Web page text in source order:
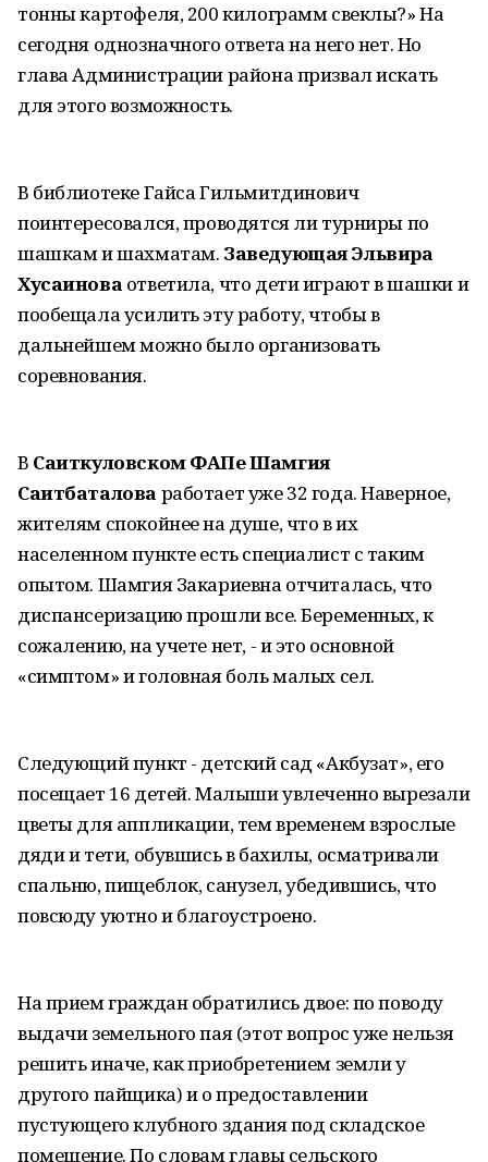
тонны картофеля, 200 килограмм свеклы?» На
сегодня однозначного ответа на него нет. Но
глава Администрации района призвал искать
для этого возможность.
В библиотеке Гайса Гильмитдинович
поинтересовался, проводятся ли турниры по
шашкам и шахматам. Заведующая Эльвира
Хусаинова ответила, что дети играют в шашки и
пообещала усилить эту работу, чтобы в
дальнейшем можно было организовать
соревнования.
В Саиткуловском ФАПе Шамгия
Саитбаталова работает уже 32 года. Наверное,
жителям спокойнее на душе, что в их
населенном пункте есть специалист с таким
опытом. Шамгия Закариевна отчиталась, что
диспансеризацию прошли все. Беременных, к
сожалению, на учете нет, - и это основной
«симптом» и головная боль малых сел.
Следующий пункт - детский сад «Акбузат», его
посещает 16 детей. Малыши увлеченно вырезали
цветы для аппликации, тем временем взрослые
дяди и тети, обувшись в бахилы, осматривали
спальню, пищеблок, санузел, убедившись, что
повсюду уютно и благоустроено.
На прием граждан обратились двое: по поводу
выдачи земельного пая (этот вопрос уже нельзя
решить иначе, как приобретением земли у
другого пайщика) и о предоставлении
пустующего клубного здания под складское
помещение. По словам главы сельского